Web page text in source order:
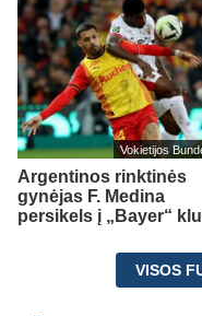
Vokietijos
Argentinos rinktinės
gynėjas F. Medina
persikels į „Bayer“
VISOS